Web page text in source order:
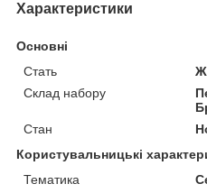
Характеристики
Основні
Стать
Склад набору
Стан
Користувальницькі
Тематика